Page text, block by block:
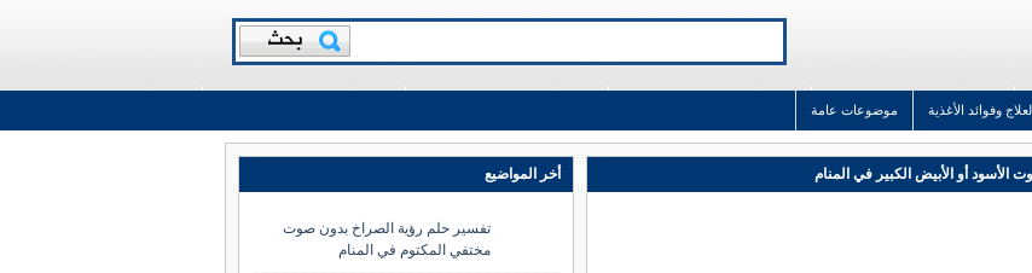
وفوائد الأغذية موضوعات عامة
الأسود أو الأبيض الكبير في المنام أخر المواضيع
تفسير حلم رؤية الصراخ بدون صوت
مختفي المكتوم في المنام